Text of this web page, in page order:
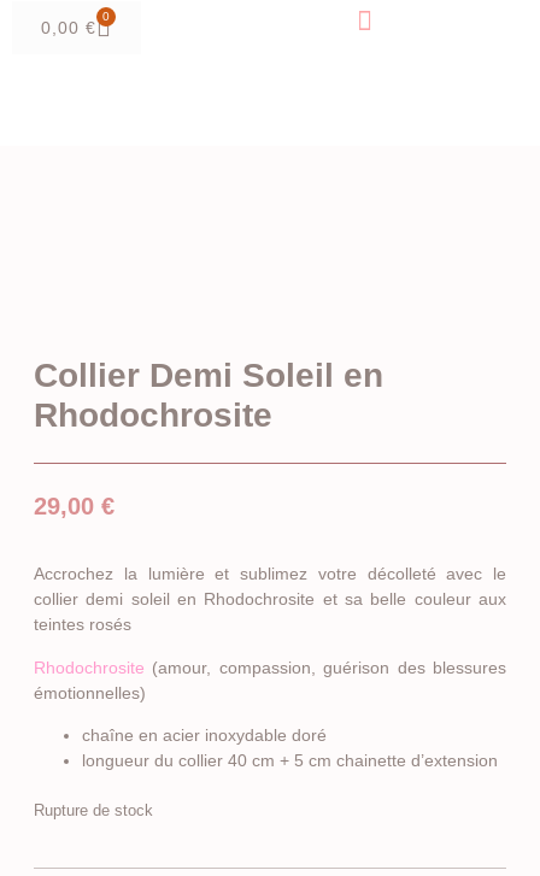
0,00 €
0
Collier Demi Soleil en
Rhodochrosite
29,00 €
Accrochez la lumière et sublimez votre décolleté avec le
collier demi soleil en Rhodochrosite et sa belle couleur aux
teintes rosés
Rhodochrosite (amour, compassion, guérison des blessures
émotionnelles)
chaîne en acier inoxydable doré
longueur du collier 40 cm + 5 cm chainette d’extension
Rupture de stock